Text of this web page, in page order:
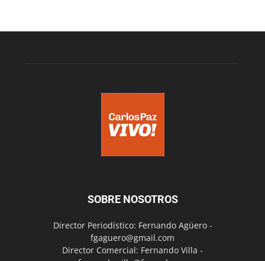
SOBRE NOSOTROS
Director Periodístico: Fernando Agüero -
fgaguero@gmail.com
Director Comercial: Fernando Villa -